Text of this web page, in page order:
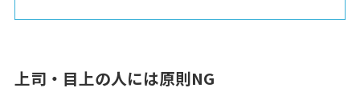
上司・目上の人には原則NG